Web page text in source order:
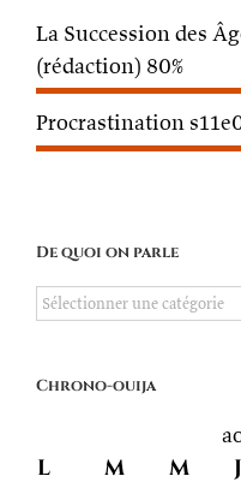
La Succession des
(rédaction) 80%
Procrastination
De quoi on parle
De
parle
Chrono-ouija
L M M J